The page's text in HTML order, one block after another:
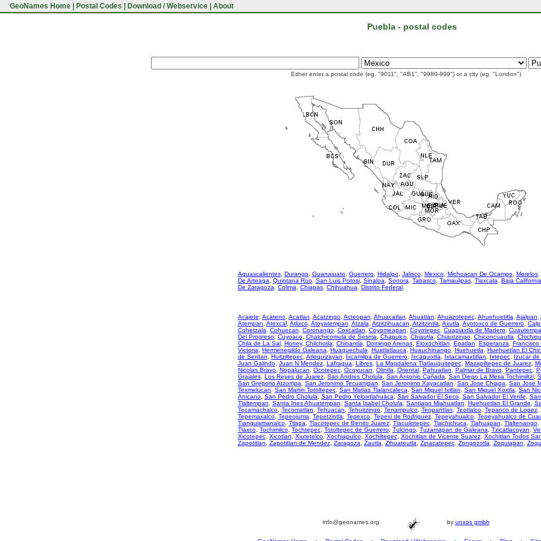
GeoNames Home Postal Codes Download / Webservice About
Puebla - postal codes
Either enter a postal code (eg. "9011", "AB1", "9980-999") or a city (eg. "London")
Aguascalientes, Durango, Guanajuato, Guerrero, Hidalgo, Jalisco, Mexico, Michoacan De Ocampo, Morelos,
De Arteaga
Quintana Roo, San Luis Potosi, Sinaloa Sonora Tabasco, Tamaulipas, Tlaxcala Baja
De Zaragoza
Colima Chiapas, Chihuahua Distrito Federal,
Acajete Acateno, Acatlan Acatzingo, Acteopan Ahuacatlan Ahuatlan Ahuazotepec, Ahuehuetitla Ajalpan
Atempan Atexcal, Atlixco, Atoyatempan Atzala Atzitzihuacan Atzitzintla Axutla Ayotoxco de Guerrero,
Cohetzala
Cohuecan Coronango, Coxcatlan Coyomeapan Coyotepec, Cuapiaxtla de Madero,
Del Progreso, Cuyoaco, Chalchicomula de Sesma Chapulco, Chiautla Chiautzingo, Chiconcuautla
Chila de La Sal, Honey, Chilchotla Chinantla Domingo Arenas, Eloxochitlan Epatlan Esperanza Francisco
Victoria
Hermenegildo Galeana Huaquechula Huatlatlauca Huauchinango, Huehuetla Huehuetlan El
de Serdan
Huitziltepec, Atlequizayan Ixcamilpa de Guerrero, Ixcaquixtla Ixtacamaxtitlan Ixtepec, Izucar
Juan Galindo, Juan N Mendez, Lafragua Libres, La Magdalena Tlatlauquitepec, Mazapiltepec de Juarez,
Nicolas Bravo, Nopalucan Ocotepec, Ocoyucan Olintla Oriental, Pahuatlan Palmar de Bravo, Pantepec,
Grajales, Los Reyes de Juarez, San Andres Cholula San Antonio Cañada San Diego La Mesa Tochimiltzi,
San Gregorio Atzompa
San Jeronimo Tecuanipan San Jeronimo Xayacatlan San Jose Chiapa San Jose
Texmelucan
San Martin Totoltepec, San Matias Tlalancaleca San Miguel Ixitlan San Miguel Xoxtla San
Anicano, San Pedro Cholula San Pedro Yeloixtlahuaca San Salvador El Seco, San Salvador El Verde
Tlaltempan
Santa Ines Ahuatempan Santa Isabel Cholula Santiago Miahuatlan Huehuetlan El Grande
Tecamachalco, Tecomatlan Tehuacan Tehuitzingo, Tenampulco, Teopantlan Teotlalco, Tepanco de Lopez,
Tepemaxalco, Tepeojuma Tepetzintla Tepexco, Tepexi de Rodriguez, Tepeyahualco, Tepeyahualco de
Tianguismanalco, Tilapa Tlacotepec de Benito Juarez, Tlacuilotepec, Tlachichuca Tlahuapan Tlaltenango,
Tlaxco, Tochimilco, Tochtepec, Totoltepec de Guerrero, Tulcingo, Tuzamapan de Galeana Tzicatlacoyan
Xicotepec, Xicotlan Xiutetelco, Xochiapulco, Xochiltepec, Xochitlan de Vicente Suarez, Xochitlan Todos
Zapotitlan
Zapotitlan de Mendez, Zaragoza Zautla Zihuateutla Zinacatepec, Zongozotla Zoquiapan
info@geonames.org by unxos gmbh